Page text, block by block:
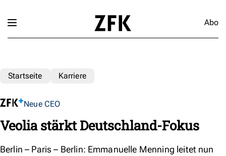
Abo
Startseite Karriere
Neue CEO
Veolia stärkt Deutschland-Fokus
Berlin – Paris – Berlin: Emmanuelle Menning leitet nun